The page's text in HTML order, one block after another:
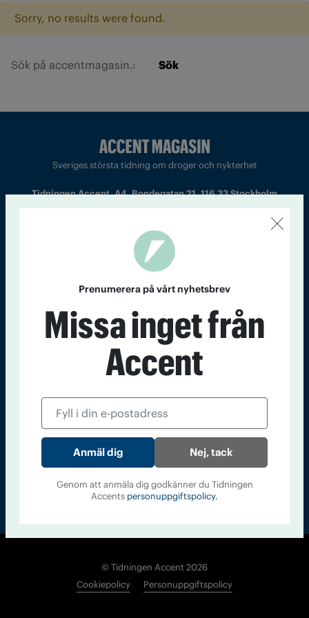
Sorry, no results were found.
Sök
Sveriges största tidning om droger och nykterhet
Tidningen Accent, A4, Bondegatan 21, 116 33 Stockholm
Chefredaktör och ansvarig utgivare: Barbro Janson Lundkvist,
barbro@a4.se.
Kontakt Om Tidningen Tidningsarkiv In English
Läs tidigare
Accent
© Tidningen Accent 2026
Cookiepolicy
Personuppgiftspolicy
Prenumerera på vårt nyhetsbrev
Missa inget från
Accent
Nej, tack
Genom att anmäla dig godkänner du Tidningen
Accents personuppgiftspolicy.